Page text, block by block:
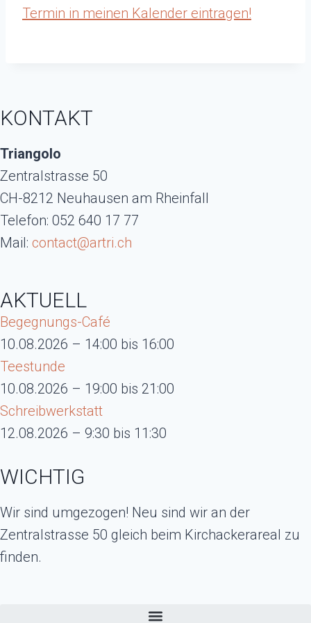
Termin in meinen Kalender eintragen!
KONTAKT
Triangolo
Zentralstrasse 50
CH-8212 Neuhausen am Rheinfall
Telefon: 052 640 17 77
Mail: contact@artri.ch
AKTUELL
Begegnungs-Café
10.08.2026 – 14:00 bis 16:00
Teestunde
10.08.2026 – 19:00 bis 21:00
Schreibwerkstatt
12.08.2026 – 9:30 bis 11:30
WICHTIG
Wir sind umgezogen! Neu sind wir an der
Zentralstrasse 50 gleich beim Kirchackerareal zu
finden.